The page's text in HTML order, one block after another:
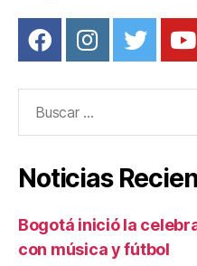
Noticias
Bogotá inició la
con música y fútbol